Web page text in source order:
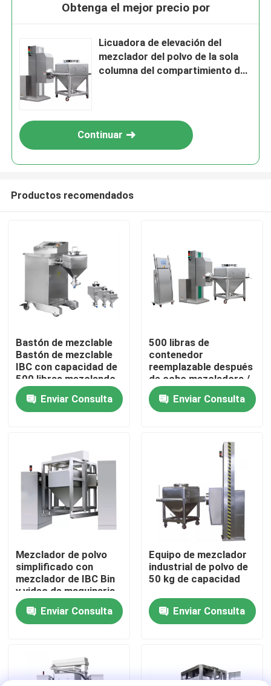
Productos
Sobre nosotros
Viaje de la fábrica
Control de calidad
Contacto los E.E.U.U.
Noticias
Pida una cita
Granulador de lecho fluido
Obtenga el mejor precio por
Licuadora de elevación del
mezclador del polvo de la sola
columna del compartimiento de
Continuar
Productos recomendados
Bastón de mezclable
Bastón de mezclable
IBC con capacidad de
500 libras mezclando
60 Hz
Enviar Consulta
500 libras de
contenedor
reemplazable después
de ocho mezcladora /
Stagehand Shaker con
contenedorEnviar Consulta
Mezclador de polvo
simplificado con
mezclador de IBC Bin
y video de maquinaria
Enviar Consulta
Equipo de mezclador
industrial de polvo de
50 kg de capacidad
Enviar Consulta